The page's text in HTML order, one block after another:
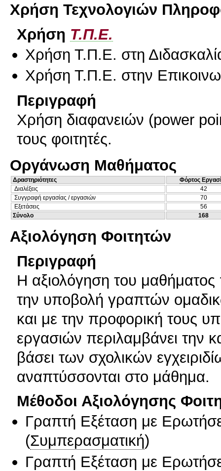
Χρήση Τεχνολογιών
Χρήση Τ.Π.Ε.
Χρήση Τ.Π.Ε. στη
Χρήση Τ.Π.Ε. στην
Περιγραφή
Χρήση διαφανειών (power
τους φοιτητές.
Οργάνωση Μαθήματος
Δραστηριότητες
Φόρτος
Διαλέξεις
42
Συγγραφή εργασίας / εργασιών
70
Εξετάσεις
56
Σύνολο
168
Αξιολόγηση Φοιτητών
Περιγραφή
Η αξιολόγηση του μαθήματος
την υποβολή γραπτών
και με την προφορική τους
εργασιών περιλαμβάνει την
βάσει των σχολικών
αναπτύσσονται στο μάθημα.
Μέθοδοι Αξιολόγησης
Γραπτή Εξέταση με
(Συμπερασματική)
Γραπτή Εξέταση με